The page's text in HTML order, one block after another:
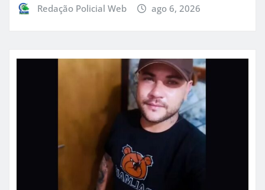
Redação Policial Web ago 6, 2026